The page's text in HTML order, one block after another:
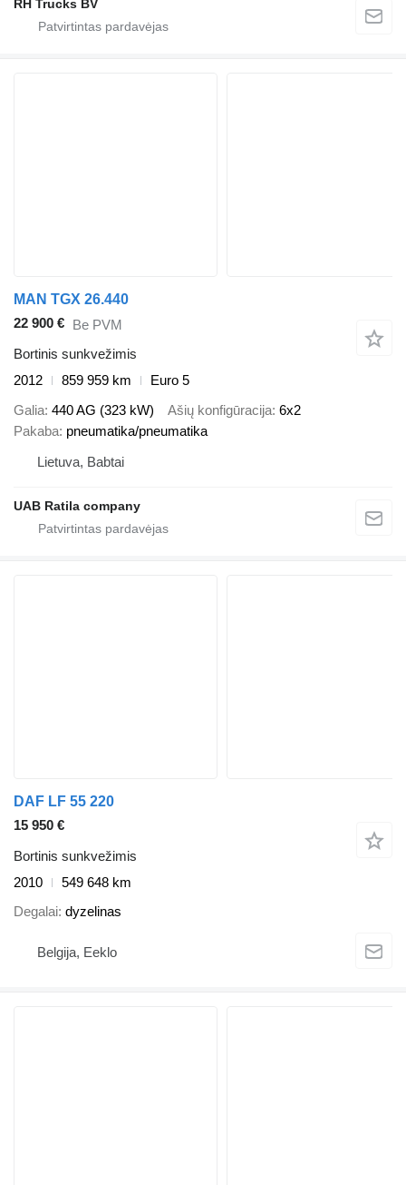
RH Trucks BV
MAN TGX 26.440
22 900 € Be PVM
Bortinis sunkvežimis
2012
859 959 km
Euro 5
Galia 440 AG (323 kW) Ašių konfigūracija 6x2
Pakaba pneumatika/pneumatika
Lietuva, Babtai
UAB Ratila company
DAF LF 55 220
15 950 €
Bortinis sunkvežimis
2010
549 648 km
Degalai dyzelinas
Belgija, Eeklo